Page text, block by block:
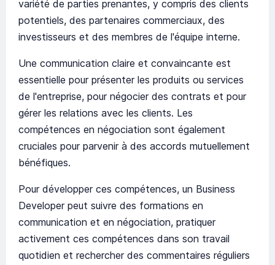
variété de parties prenantes, y compris des clients
potentiels, des partenaires commerciaux, des
investisseurs et des membres de l'équipe interne.
Une communication claire et convaincante est
essentielle pour présenter les produits ou services
de l'entreprise, pour négocier des contrats et pour
gérer les relations avec les clients. Les
compétences en négociation sont également
cruciales pour parvenir à des accords mutuellement
bénéfiques.
Pour développer ces compétences, un Business
Developer peut suivre des formations en
communication et en négociation, pratiquer
activement ces compétences dans son travail
quotidien et rechercher des commentaires réguliers